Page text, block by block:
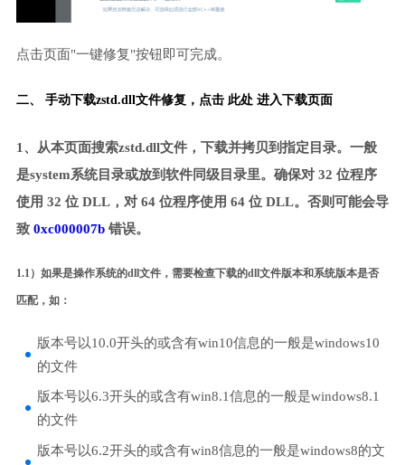
点击页面"一键修复"按钮即可完成。
二、 手动下载zstd.dll文件修复， 点击 此处 进入下载页面
1、从本页面搜索zstd.dll文件，下载并拷贝到指定目录。一般
是system系统目录或放到软件同级目录里。确保对 32 位程序
使用 32 位 DLL，对 64 位程序使用 64 位 DLL。否则可能会导
致 0xc000007b错误。
1.1）如果是操作系统的dll文件，需要检查下载的dll文件版本和系统版本是否
匹配，如：
版本号以10.0开头的或含有win10信息的一般是windows10
的文件
版本号以6.3开头的或含有win8.1信息的一般是windows8.1
的文件
版本号以6.2开头的或含有win8信息的一般是windows8的文